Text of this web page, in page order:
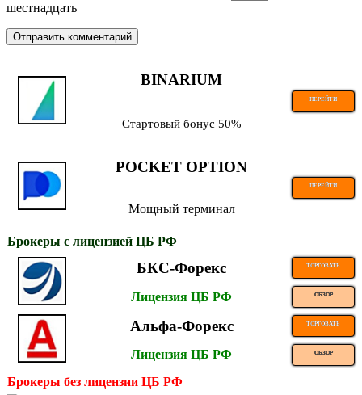
шестнадцать
BINARIUM
ПЕРЕЙТИ
Стартовый бонус 50%
POCKET OPTION
ПЕРЕЙТИ
Мощный терминал
Брокеры с лицензией ЦБ РФ
БКС-Форекс ТОРГОВАТЬ
Лицензия ЦБ РФ ОБЗОР
Альфа-Форекс ТОРГОВАТЬ
Лицензия ЦБ РФ ОБЗОР
Брокеры без лицензии ЦБ РФ